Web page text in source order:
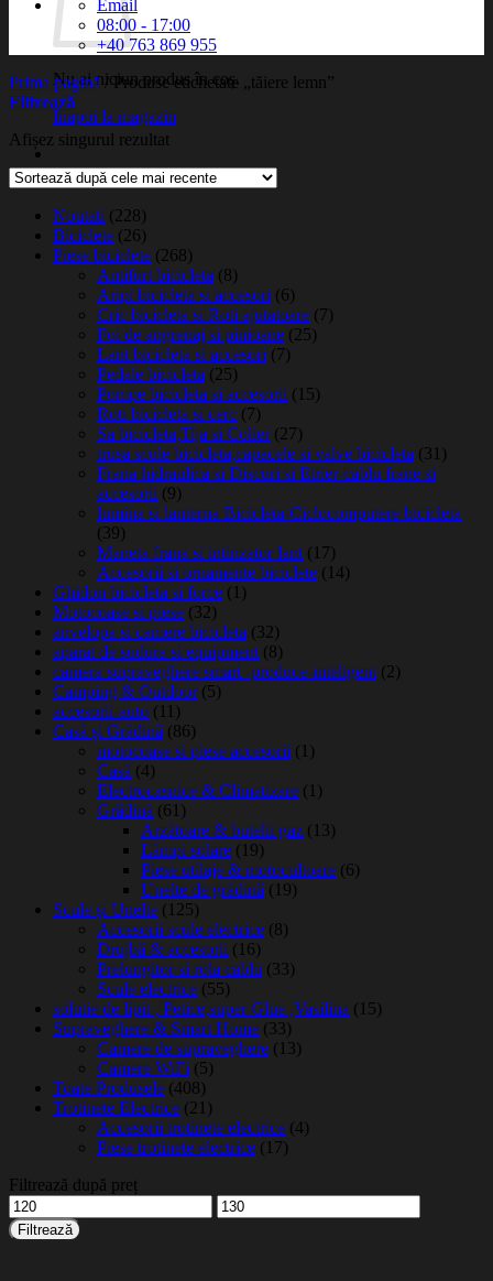
Nu ai niciun produs în coș.
Înapoi la magazin
Email
08:00 - 17:00
+40 763 869 955
Prima pagină /Produse etichetate „tăiere lemn”
Filtrează
Afișez singurul rezultat
Noutati (228)
Biciclete (26)
Piese biciclete (268)
Antifurt bicicleta (8)
Aripi bicicleta si accesori (6)
Cric bicicleta si Roti ajutatoare (7)
Foi de angrenaj si pinioane (25)
Lant bicicleta si accesori (7)
Pedale bicicleta (25)
Pompe bicicleta si accesorii (15)
Roti bicicleta si cerc (7)
Sa bicicleta,Tija si Colier (27)
trusa scule bicicleta,capacele si valve bicicleta (31)
Frana hidraulica si Discuri si Etrier-cablu frane si
accesorii (9)
lumina si lanterna Bicicleta-Ciclocomputere bicicleta
(39)
Maneta frana si intinzator lant (17)
Accesorii si ornamente biciclete (14)
Ghidon bicicleta si force (1)
Motocoase si piese (32)
anvelopa si camere bicicleta (32)
aparat de sudura si equipment (8)
camera supraveghere smart -produce-inteligent (2)
Camping & Outdoor (5)
accesorii-auto (11)
Casă și Grădină (86)
motocoase si piese accesorii (1)
Casă (4)
Electrocasnice & Climatizare (1)
Grădină (61)
Arzătoare & butelii gaz (13)
Lămpi solare (19)
Piese utilaje & motocultoare (6)
Unelte de grădină (19)
Scule și Unelte (125)
Accesorii scule electrice (8)
Drujbă & accesorii (16)
Prelungitor si rola cablu (33)
Scule electrice (55)
solutie de lipit , Petice,super Glue ,Vasilina (15)
Supraveghere & Smart Home (33)
Camere de supraveghere (13)
Camere WiFi (5)
Toate Produsele (408)
Trotinete Electrice (21)
Accesorii trotinete electrice (4)
Piese trotinete electrice (17)
Filtrează după preț
Preț
minim
Preț
maxim
Filtrează